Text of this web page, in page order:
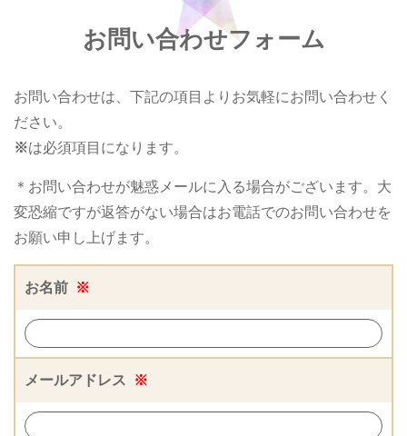
お問い合わせフォーム
お問い合わせは、下記の項目よりお気軽にお問い合わせく
ださい。
※は必須項目になります。
＊お問い合わせが魅惑メールに入る場合がございます。大
変恐縮ですが返答がない場合はお電話でのお問い合わせを
お願い申し上げます。
お名前 ※
メールアドレス ※